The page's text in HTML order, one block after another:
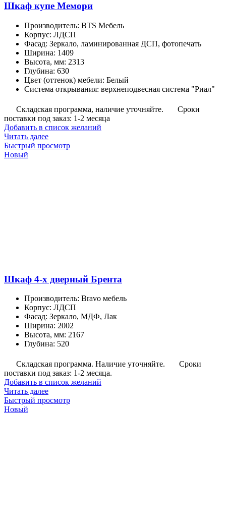
Шкаф купе Мемори
Производитель: BTS Мебель
Корпус: ЛДСП
Фасад: Зеркало, ламинированная ДСП, фотопечать
Ширина: 1409
Высота, мм: 2313
Глубина: 630
Цвет (оттенок) мебели: Белый
Система открывания: верхнеподвесная система "Риал"
Складская программа, наличие уточняйте.
Сроки
поставки под заказ: 1-2 месяца
Добавить в список желаний
Читать далее
Быстрый просмотр
Новый
Шкаф 4-х дверный Брента
Производитель: Bravo мебель
Корпус: ЛДСП
Фасад: Зеркало, МДФ, Лак
Ширина: 2002
Высота, мм: 2167
Глубина: 520
Складская программа. Наличие уточняйте.
Сроки
поставки под заказ: 1-2 месяца.
Добавить в список желаний
Читать далее
Быстрый просмотр
Новый